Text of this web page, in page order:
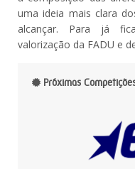
uma ideia mais clara
alcançar. Para já
valorização da FADU e
Próximas